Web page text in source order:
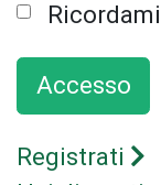
Ricordami
Accesso
Registrati